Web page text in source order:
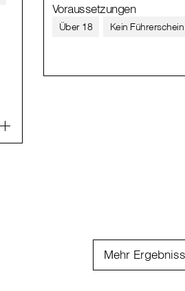
Voraussetzungen
Über 18 Kein
Mehr